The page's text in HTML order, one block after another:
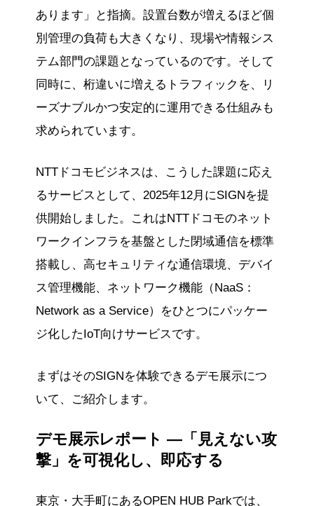
あります」と指摘。設置台数が増えるほど個
別管理の負荷も大きくなり、現場や情報シス
テム部門の課題となっているのです。そして
同時に、桁違いに増えるトラフィックを、リ
ーズナブルかつ安定的に運用できる仕組みも
求められています。
NTTドコモビジネスは、こうした課題に応え
るサービスとして、2025年12月にSIGNを提
供開始しました。これはNTTドコモのネット
ワークインフラを基盤とした閉域通信を標準
搭載し、高セキュリティな通信環境、デバイ
ス管理機能、ネットワーク機能（NaaS：
Network as a Service）をひとつにパッケー
ジ化したIoT向けサービスです。
まずはそのSIGNを体験できるデモ展示につ
いて、ご紹介します。
デモ展示レポート —「見えない攻
撃」を可視化し、即応する
東京・大手町にあるOPEN HUB Parkでは、